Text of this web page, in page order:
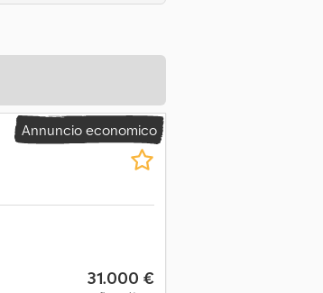
Annuncio economico
31.000 €